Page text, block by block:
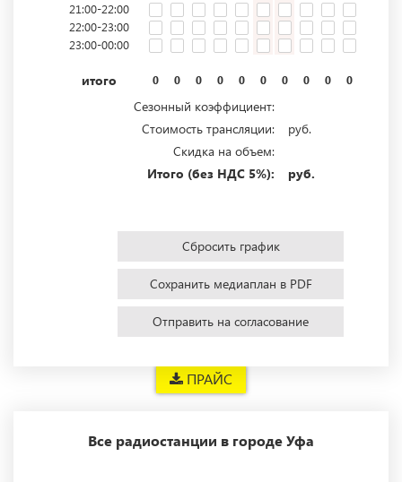
ПРАЙС
21:00-22:00
22:00-23:00
23:00-00:00
итого 0 0 0 0 0 0 0 0 0 0
Сезонный коэффициент:
Стоимость трансляции:
руб.
Скидка на объем:
Итого (без НДС 5%):
руб.
Сбросить график
Сохранить медиаплан в PDF
Отправить на согласование
Все радиостанции в городе Уфа